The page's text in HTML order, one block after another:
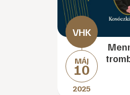
MÁJ
10
2025